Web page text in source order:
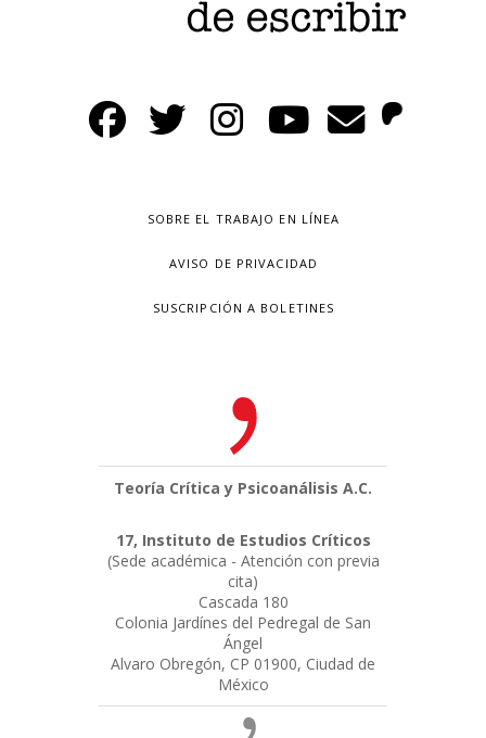
SOBRE EL TRABAJO EN LÍNEA
AVISO DE PRIVACIDAD
SUSCRIPCIÓN A BOLETINES
Teoría Crítica y Psicoanálisis A.C.
17, Instituto de Estudios Críticos
(Sede académica - Atención con previa
cita)
Cascada 180
Colonia Jardínes del Pedregal de San
Ángel
Alvaro Obregón, CP 01900, Ciudad de
México